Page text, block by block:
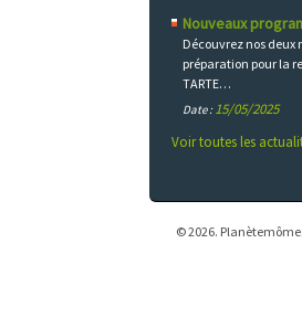
Nouveaux
Découvrez nos
préparation pour la
TARTE…
Date : 15/05/2025
Voir toutes les
© 2026.